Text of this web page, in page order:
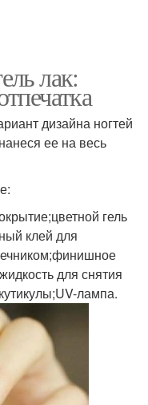
лак:
дизайна ногтей
ее на весь
гель
клей для
для снятия
лампа.